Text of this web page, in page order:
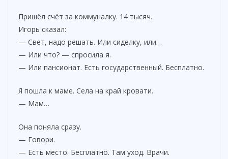
Пришёл счёт за коммуналку. 14 тысяч.
Игорь сказал:
— Свет, надо решать. Или сиделку, или…
— Или что? — спросила я.
— Или пансионат. Есть государственный. Бесплатно.
Я пошла к маме. Села на край кровати.
— Мам…
Она поняла сразу.
— Говори.
— Есть место. Бесплатно. Там уход. Врачи.